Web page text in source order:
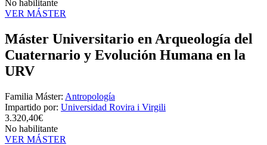
No habilitante
VER MÁSTER
Máster Universitario en Arqueología del
Cuaternario y Evolución Humana en la
URV
Familia Máster: Antropología
Impartido por: Universidad Rovira i Virgili
3.320,40€
No habilitante
VER MÁSTER